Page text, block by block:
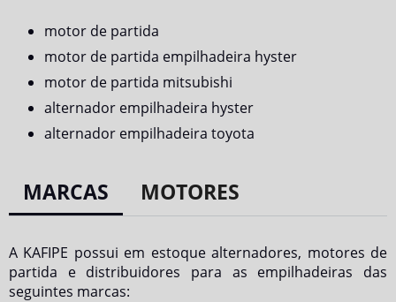
motor de partida
motor de partida empilhadeira hyster
motor de partida mitsubishi
alternador empilhadeira hyster
alternador empilhadeira toyota
MARCAS MOTORES
A KAFIPE possui em estoque alternadores, motores de
partida e distribuidores para as empilhadeiras das
seguintes marcas: